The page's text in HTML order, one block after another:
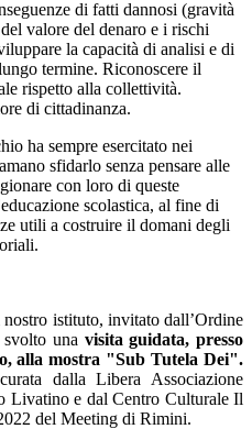
di fatti dannosi (gravità
valore del denaro e i rischi
la capacità di analisi e di
termine. Riconoscere il
rispetto alla collettività.
di cittadinanza.
ha sempre esercitato nei
sfidarlo senza pensare alle
con loro di queste
scolastica, al fine di
utili a costruire il domani degli
istituto, invitato dall’Ordine
una visita guidata, presso
alla mostra "Sub Tutela Dei".
curata dalla Libera Associazione
Livatino e dal Centro Culturale Il
del Meeting di Rimini.